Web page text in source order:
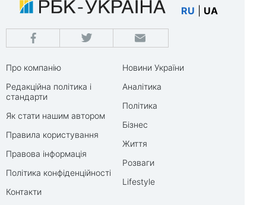
RU UA
Про компанію
Редакційна політика і
стандарти
Як стати нашим автором
Правила користування
Правова інформація
Політика конфіденційності
Контакти
Новини України
Аналітика
Політика
Бізнес
Життя
Розваги
Lifestyle